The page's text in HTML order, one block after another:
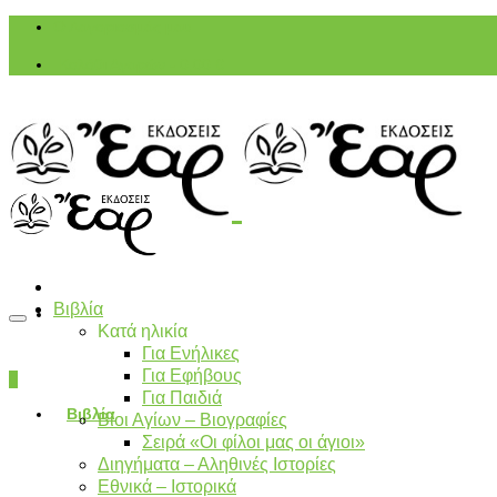
Βιβλία
Βιβλία
Κατά ηλικία
Για Ενήλικες
Για Εφήβους
Για Παιδιά
Βίοι Αγίων – Βιογραφίες
Σειρά «Οι φίλοι μας οι άγιοι»
Διηγήματα – Αληθινές Ιστορίες
Εθνικά – Ιστορικά